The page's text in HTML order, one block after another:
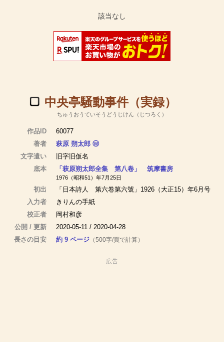
中央亭騒動事件（実録）
ちゅうおうていそうどうじけん（じつろく）
作品ID
60077
著者
萩原 朔太郎 Ⓦ
文字遣い
旧字旧仮名
底本
「萩原朔太郎全集 第八卷」 筑摩書房
1976（昭和51）年7月25日
初出
「日本詩人 第六卷第六號」1926（大正15）年6月号
入力者
きりんの手紙
校正者
岡村和彦
公開 / 更新
2020-05-11 / 2020-04-28
長さの目安
約 9 ページ（500字/頁で計算）
広告